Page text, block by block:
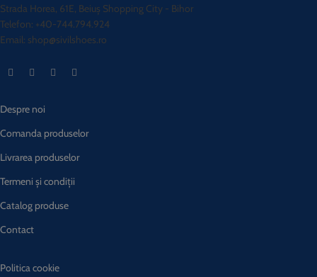
Strada Horea, 61E, Beiuș Shopping City - Bihor
Telefon: +40-744.794.924
Email: shop@sivilshoes.ro
Despre noi
Comanda produselor
Livrarea produselor
Termeni și condiții
Catalog produse
Contact
Politica cookie